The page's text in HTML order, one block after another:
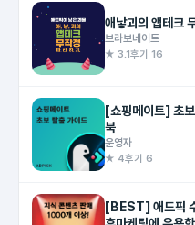
애낳괴의 앱테크
브라보네이트
★ 3.1후기 16
[쇼핑메이트] 초
북
운영자
★ 4후기 6
[BEST] 애드픽